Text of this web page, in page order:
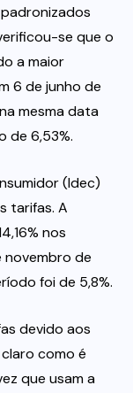
se que o
a maior
6 de junho de
mesma data
de 6,53%.
(Idec)
tarifas. A
nos
de
foi de 5,8%.
devido aos
como é
que usam a